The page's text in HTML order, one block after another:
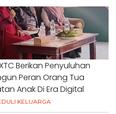
Berikan Penyuluhan
Peran Orang Tua
Anak Di Era Digital
KELUARGA